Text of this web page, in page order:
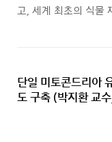
고, 세계 최초의 식물
단일 미토콘드리아
도 구축 (박지환 교